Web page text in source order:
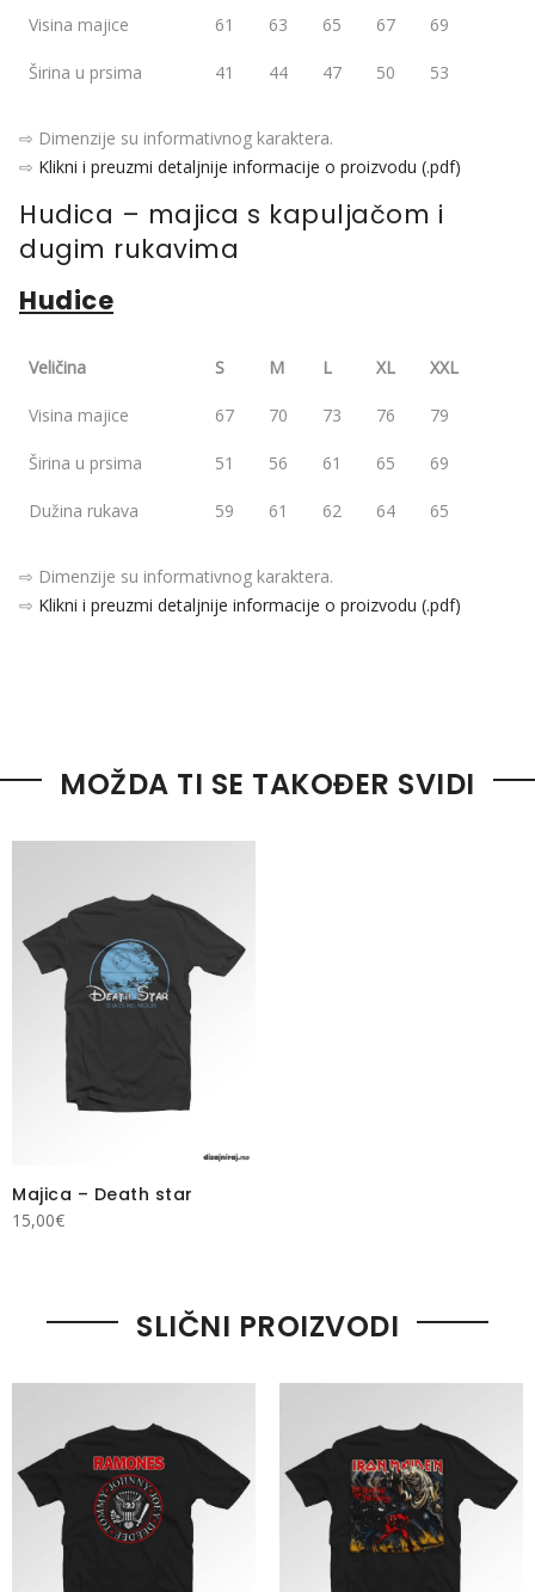
Visina majice 61 63 65 67 69
Širina u prsima 41 44 47 50 53
⇨ Dimenzije su informativnog karaktera.
⇨ Klikni i preuzmi detaljnije informacije o proizvodu (.pdf)
Hudica – majica s kapuljačom i
dugim rukavima
Hudice
Veličina S M L XL XXL
Visina majice 67 70 73 76 79
Širina u prsima 51 56 61 65 69
Dužina rukava 59 61 62 64 65
⇨ Dimenzije su informativnog karaktera.
⇨ Klikni i preuzmi detaljnije informacije o proizvodu (.pdf)
MOŽDA TI SE TAKOĐER SVIDI
Majica – Death star
15,00€
SLIČNI PROIZVODI